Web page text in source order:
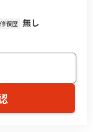
修復歴 無し